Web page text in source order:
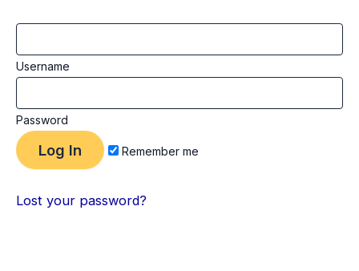
Username
Password
Remember me
Lost your password?